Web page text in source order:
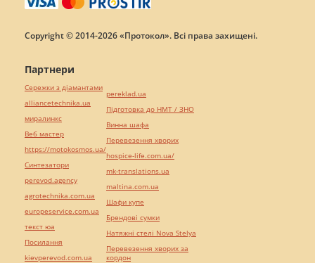
Copyright © 2014-2026 «Протокол». Всі права захищені.
Партнери
Сережки з діамантами
alliancetechnika.ua
миралинкс
Веб мастер
https://motokosmos.ua/
Синтезатори
perevod.agency
agrotechnika.com.ua
europeservice.com.ua
текст юа
Посилання
kievperevod.com.ua
pereklad.ua
Підготовка до НМТ / ЗНО
Винна шафа
Перевезення хворих
hospice-life.com.ua/
mk-translations.ua
maltina.com.ua
Шафи купе
Брендові сумки
Натяжні стелі Nova Stelya
Перевезення хворих за
кордон